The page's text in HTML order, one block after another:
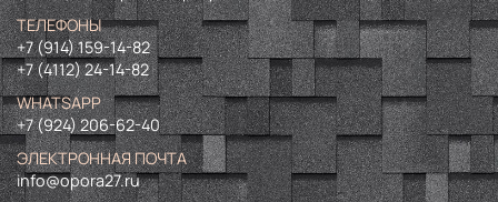
ТЕЛЕФОНЫ
+7 (914) 159-14-82
+7 (4112) 24-14-82
WHATSAPP
+7 (924) 206-62-40
ЭЛЕКТРОННАЯ ПОЧТА
info@opora27.ru